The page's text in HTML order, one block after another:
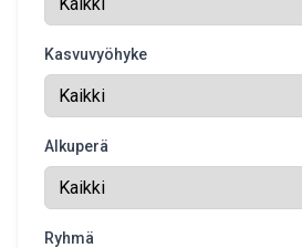
Kasvuvyöhyke
Alkuperä
Ryhmä